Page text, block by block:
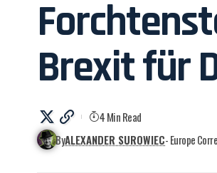
Brexit für
ByALEXANDER SUROWIEC- Europe
4 Min Read